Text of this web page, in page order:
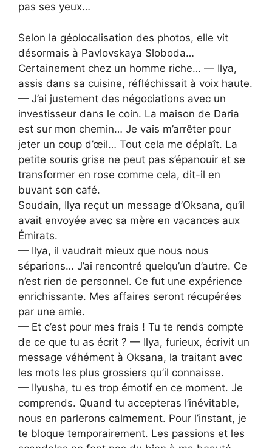
pas ses yeux…
Selon la géolocalisation des photos, elle vit
désormais à Pavlovskaya Sloboda…
Certainement chez un homme riche… — Ilya,
assis dans sa cuisine, réfléchissait à voix haute.
— J’ai justement des négociations avec un
investisseur dans le coin. La maison de Daria
est sur mon chemin… Je vais m’arrêter pour
jeter un coup d’œil… Tout cela me déplaît. La
petite souris grise ne peut pas s’épanouir et se
transformer en rose comme cela, dit-il en
buvant son café.
Soudain, Ilya reçut un message d’Oksana, qu’il
avait envoyée avec sa mère en vacances aux
Émirats.
— Ilya, il vaudrait mieux que nous nous
séparions… J’ai rencontré quelqu’un d’autre. Ce
n’est rien de personnel. Ce fut une expérience
enrichissante. Mes affaires seront récupérées
par une amie.
— Et c’est pour mes frais ! Tu te rends compte
de ce que tu as écrit ? — Ilya, furieux, écrivit un
message véhément à Oksana, la traitant avec
les mots les plus grossiers qu’il connaisse.
— Ilyusha, tu es trop émotif en ce moment. Je
comprends. Quand tu accepteras l’inévitable,
nous en parlerons calmement. Pour l’instant, je
te bloque temporairement. Les passions et les